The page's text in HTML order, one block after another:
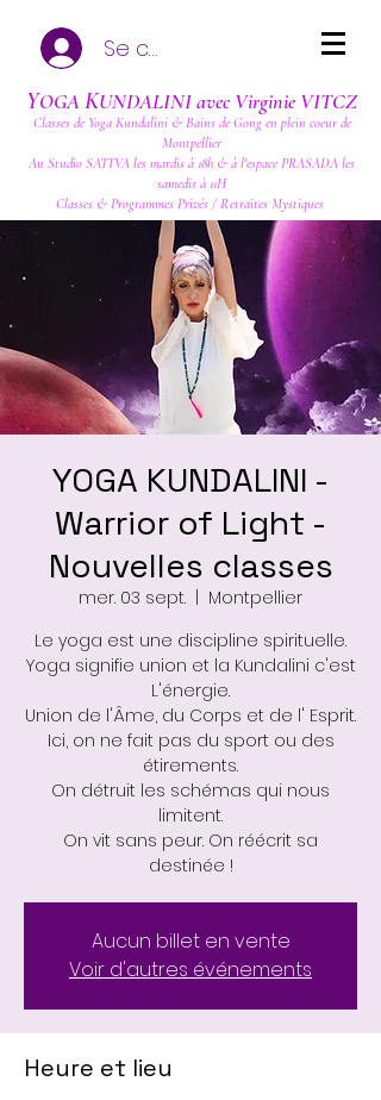
Se connecter
YOGA KUNDALINI avec Virginie VITCZ
Classes de Yoga Kundalini & Bains de Gong en plein coeur de
Montpellier
Au Studio SATTVA les mardis à 18h & à l'espace PRASADA les
samedis à 11H
Classes & Programmes Privés / Retraites Mystiques
YOGA KUNDALINI -
Warrior of Light -
Nouvelles classes
mer. 03 sept.
Montpellier
Le yoga est une discipline spirituelle.
Yoga signifie union et la Kundalini c'est
L'énergie.
Union de l'Âme, du Corps et de l' Esprit.
Ici, on ne fait pas du sport ou des
étirements.
On détruit les schémas qui nous
limitent.
On vit sans peur. On réécrit sa
destinée !
Aucun billet en vente
Voir d'autres événements
Heure et lieu